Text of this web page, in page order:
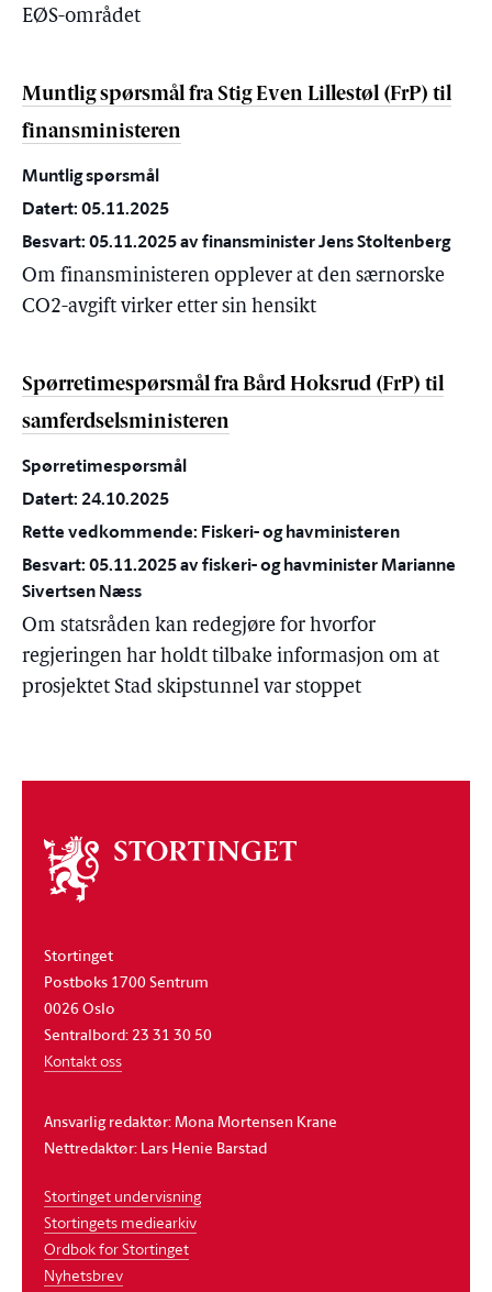
EØS-området
Muntlig spørsmål fra Stig Even Lillestøl (FrP) til
finansministeren
Muntlig spørsmål
Datert: 05.11.2025
Besvart: 05.11.2025 av finansminister Jens Stoltenberg
Om finansministeren opplever at den særnorske
CO2-avgift virker etter sin hensikt
Spørretimespørsmål fra Bård Hoksrud (FrP) til
samferdselsministeren
Spørretimespørsmål
Datert: 24.10.2025
Rette vedkommende: Fiskeri- og havministeren
Besvart: 05.11.2025 av fiskeri- og havminister Marianne
Sivertsen Næss
Om statsråden kan redegjøre for hvorfor
regjeringen har holdt tilbake informasjon om at
prosjektet Stad skipstunnel var stoppet
Om
stortinget
Stortinget
Postboks 1700 Sentrum
0026 Oslo
Sentralbord: 23 31 30 50
Kontakt oss
Ansvarlig redaktør: Mona Mortensen Krane
Nettredaktør: Lars Henie Barstad
Stortinget undervisning
Stortingets mediearkiv
Ordbok for Stortinget
Nyhetsbrev